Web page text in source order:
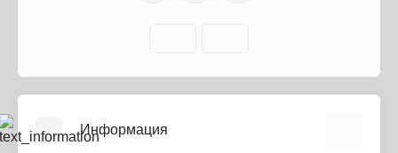
Информация